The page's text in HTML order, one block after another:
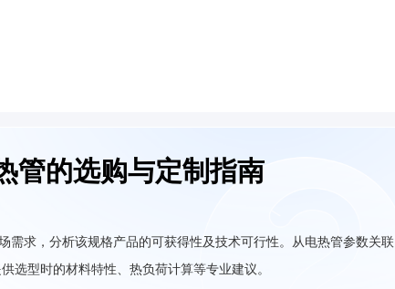
管的选购与定制指南
需求，分析该规格产品的可获得性及技术可行性。从电热管参数关联
选型时的材料特性、热负荷计算等专业建议。